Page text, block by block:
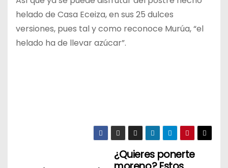
helado de Casa Eceiza, en sus 25 dulces
versiones, pues tal y como reconoce Murúa, “el
helado ha de llevar azúcar”.
¿Quieres ponerte